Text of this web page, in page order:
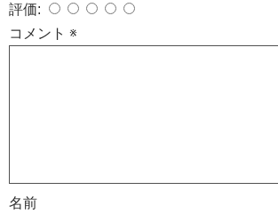
コメント ※
名前
評価: